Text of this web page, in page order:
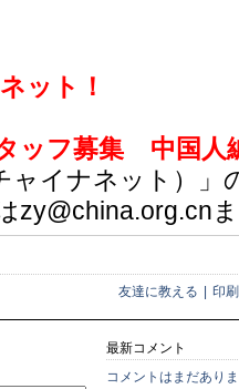
ット！
ッフ募集
中国人
ャイナネット）」
zy@china.org.cn
友達に教える 印刷
最新コメント
コメントはまだあり